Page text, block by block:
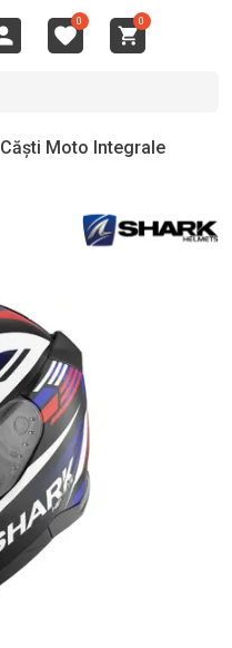
0 0
Căști Moto Integrale